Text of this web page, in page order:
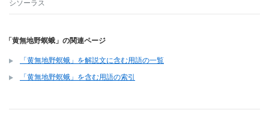
シソーラス
「黄無地野螟蛾」の関連ページ
「黄無地野螟蛾」を解説文に含む用語の一覧
「黄無地野螟蛾」を含む用語の索引